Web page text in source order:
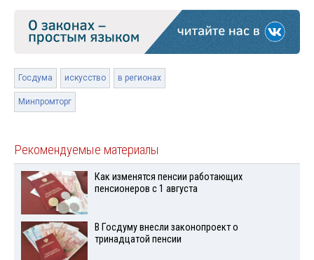
Госдума искусство в регионах
Минпромторг
Рекомендуемые материалы
Как изменятся пенсии работающих
пенсионеров с 1 августа
В Госдуму внесли законопроект о
тринадцатой пенсии